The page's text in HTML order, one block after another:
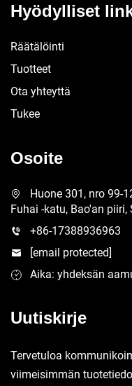
Hyödylliset
Räätälöinti
Tuotteet
Ota yhteyttä
Tukee
Osoite
Huone 301, nro 99-
Fuhai -katu, Bao'an piiri,
+86-17388936963
[email protected]
Aika: yhdeksän
Uutiskirje
Tervetuloa
viimeisimmän